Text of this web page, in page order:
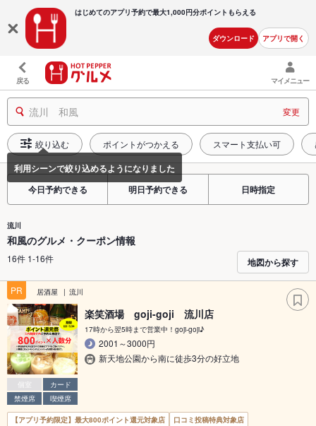
はじめてのアプリ予約で最大1,000円分ポイントもらえる
ダウンロード アプリで開く
戻る マイメニュー
流川 和風 変更
絞り込む ポイントがつかえる スマート支払い可
今日予約できる 明日予約できる 日時指定
流川
和風のグルメ・クーポン情報
16件 1-16件 地図から探す
PR 居酒屋 流川
個室
カード
禁煙席
喫煙席
楽笑酒場 goji-goji 流川店
17時から翌5時まで営業中！goji-goji♪
2001～3000円
新天地公園から南に徒歩3分の好立地
【アプリ予約限定】最大800ポイント還元対象店
口コミ投稿特典対象店